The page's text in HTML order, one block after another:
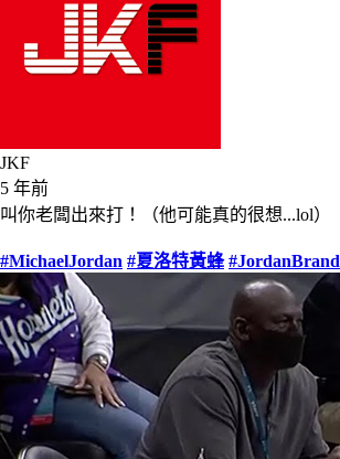
JKF
5 年前
叫你老闆出來打！（他可能真的很想...lol）
#MichaelJordan #夏洛特黃蜂 #JordanBrand